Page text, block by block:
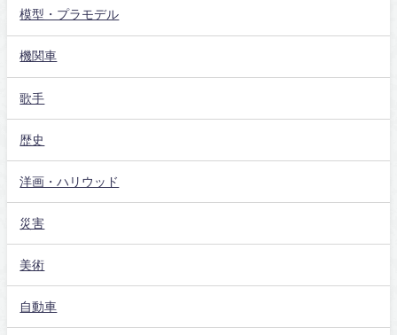
模型・プラモデル
機関車
歌手
歴史
洋画・ハリウッド
災害
美術
自動車